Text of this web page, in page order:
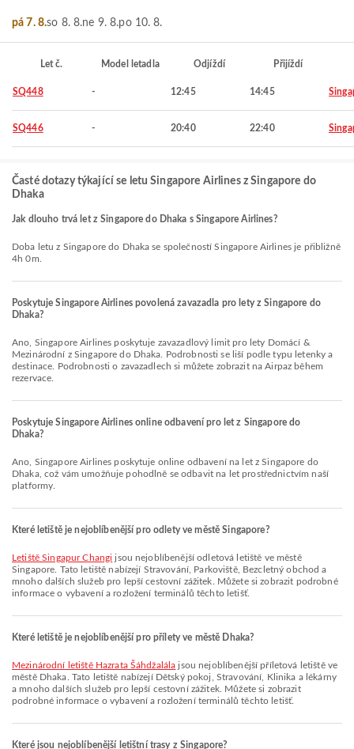
pá 7. 8.so 8. 8.ne 9. 8.po 10. 8.
Let č. Model letadla Odjíždí Přijíždí
SQ448 - 12:45 14:45
SQ446 - 20:40 22:40
Časté dotazy týkající se letu Singapore Airlines z Singapore do
Dhaka
Jak dlouho trvá let z Singapore do Dhaka s Singapore Airlines?
Doba letu z Singapore do Dhaka se společností Singapore Airlines je přibližně
4h 0m.
Poskytuje Singapore Airlines povolená zavazadla pro lety z Singapore do
Dhaka?
Ano, Singapore Airlines poskytuje zavazadlový limit pro lety Domácí &
Mezinárodní z Singapore do Dhaka. Podrobnosti se liší podle typu letenky a
destinace. Podrobnosti o zavazadlech si můžete zobrazit na Airpaz během
rezervace.
Poskytuje Singapore Airlines online odbavení pro let z Singapore do
Dhaka?
Ano, Singapore Airlines poskytuje online odbavení na let z Singapore do
Dhaka, což vám umožňuje pohodlně se odbavit na let prostřednictvím naší
platformy.
Které letiště je nejoblíbenější pro odlety ve městě Singapore?
Letiště Singapur Changi jsou nejoblíbenější odletová letiště ve městě
Singapore. Tato letiště nabízejí Stravování, Parkoviště, Bezcletný obchod a
mnoho dalších služeb pro lepší cestovní zážitek. Můžete si zobrazit podrobné
informace o vybavení a rozložení terminálů těchto letišť.
Které letiště je nejoblíbenější pro přílety ve městě Dhaka?
Mezinárodní letiště Hazrata Šáhdžalála jsou nejoblíbenější příletová letiště ve
městě Dhaka. Tato letiště nabízejí Dětský pokoj, Stravování, Klinika a lékárny
a mnoho dalších služeb pro lepší cestovní zážitek. Můžete si zobrazit
podrobné informace o vybavení a rozložení terminálů těchto letišť.
Které jsou nejoblíbenější letištní trasy z Singapore?